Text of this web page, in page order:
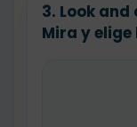
3. Look
Mira y